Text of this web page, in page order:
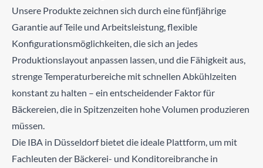
Unsere Produkte zeichnen sich durch eine fünfjährige
Garantie auf Teile und Arbeitsleistung, flexible
Konfigurationsmöglichkeiten, die sich an jedes
Produktionslayout anpassen lassen, und die Fähigkeit aus,
strenge Temperaturbereiche mit schnellen Abkühlzeiten
konstant zu halten – ein entscheidender Faktor für
Bäckereien, die in Spitzenzeiten hohe Volumen produzieren
müssen.
Die IBA in Düsseldorf bietet die ideale Plattform, um mit
Fachleuten der Bäckerei- und Konditoreibranche in